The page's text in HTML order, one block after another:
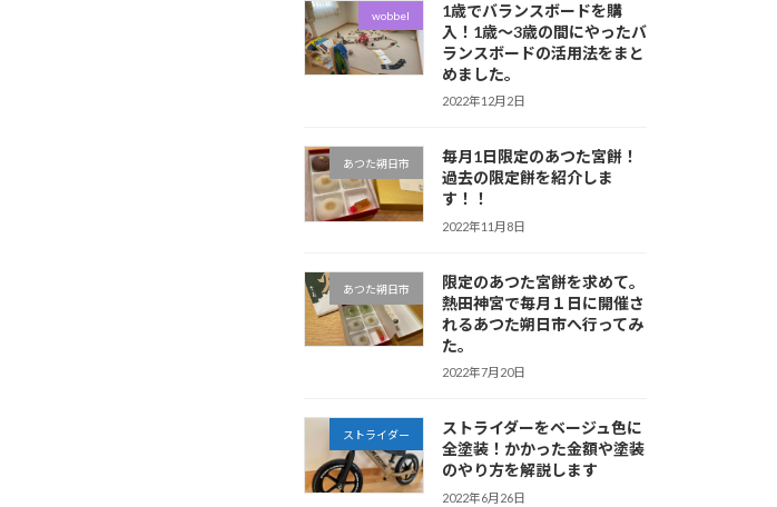
wobbel
1歳でバランスボードを購
入！1歳〜3歳の間にやったバ
ランスボードの活用法をまと
めました。
2022年12月2日
あつた朔日市
毎月1日限定のあつた宮餅！
過去の限定餅を紹介しま
す！！
2022年11月8日
あつた朔日市
限定のあつた宮餅を求めて。
熱田神宮で毎月１日に開催さ
れるあつた朔日市へ行ってみ
た。
2022年7月20日
ストライダー
ストライダーをベージュ色に
全塗装！かかった金額や塗装
のやり方を解説します
2022年6月26日